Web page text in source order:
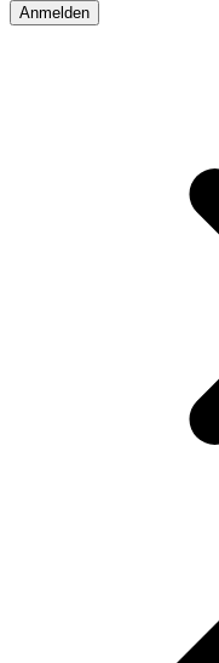
Anmelden